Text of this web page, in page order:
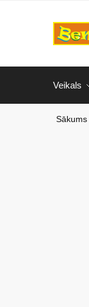
Veikals
Sākums